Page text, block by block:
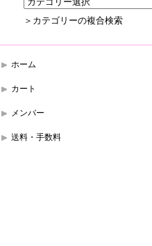
＞カテゴリーの複合検索
ホーム
カート
メンバー
送料・手数料